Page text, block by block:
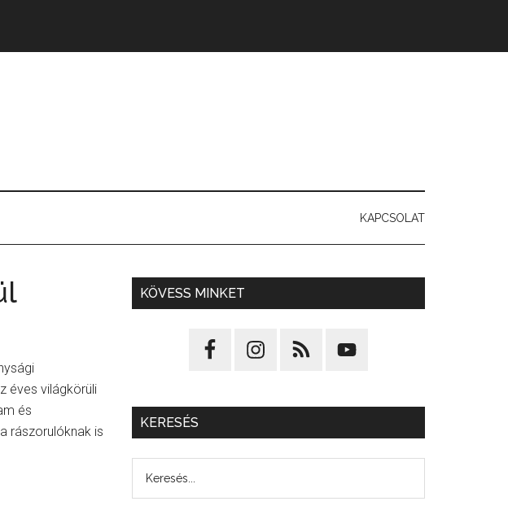
KAPCSOLAT
éves világkörüli
és
rászorulóknak is
KÖVESS MINKET
KERESÉS